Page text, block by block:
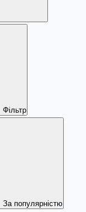
Фільтр
За популярністю